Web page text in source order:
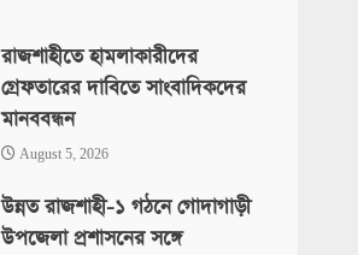
রাজশাহীতে হামলাকারীদের
গ্রেফতারের দাবিতে সাংবাদিকদের
মানববন্ধন
August 5, 2026
উন্নত রাজশাহী-১ গঠনে গোদাগাড়ী
উপজেলা প্রশাসনের সঙ্গে